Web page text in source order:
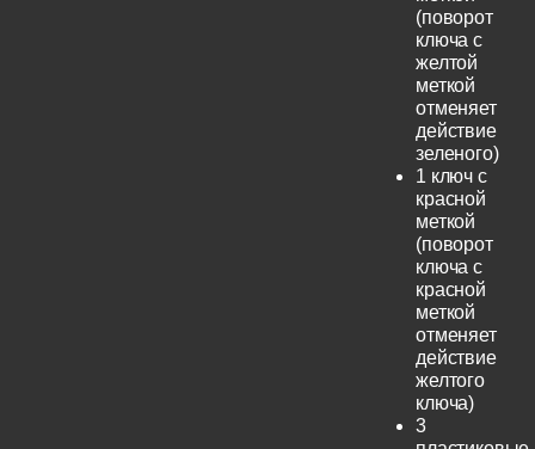
(поворот
ключа с
желтой
меткой
отменяет
действие
зеленого)
1 ключ с
красной
меткой
(поворот
ключа с
красной
меткой
отменяет
действие
желтого
ключа)
3